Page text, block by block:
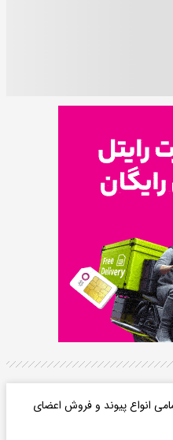
انواع پیوند و فروش اعضای